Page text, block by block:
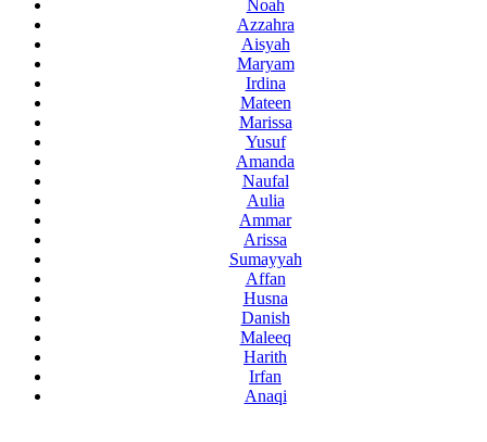
Noah
Azzahra
Aisyah
Maryam
Irdina
Mateen
Marissa
Yusuf
Amanda
Naufal
Aulia
Ammar
Arissa
Sumayyah
Affan
Husna
Danish
Maleeq
Harith
Irfan
Anaqi